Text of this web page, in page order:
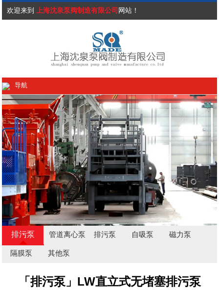
欢迎来到 上海沈泉泵阀制造有限公司 网站！
导航
排污泵 管道离心泵 排污泵 自吸泵 磁力泵
隔膜泵 其他泵
「排污泵」LW直立式无堵塞排污泵